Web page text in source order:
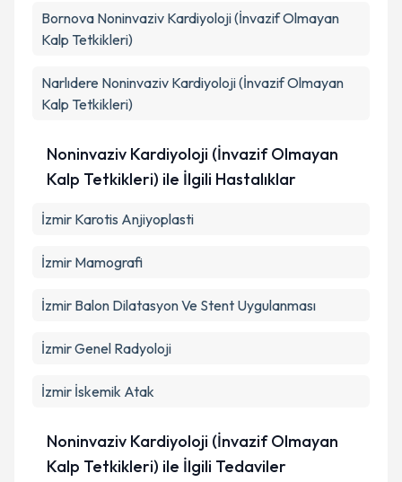
Bornova Noninvaziv Kardiyoloji (İnvazif Olmayan
Kalp Tetkikleri)
Narlıdere Noninvaziv Kardiyoloji (İnvazif Olmayan
Kalp Tetkikleri)
Noninvaziv Kardiyoloji (İnvazif Olmayan
Kalp Tetkikleri) ile İlgili Hastalıklar
İzmir Karotis Anjiyoplasti
İzmir Mamografi
İzmir Balon Dilatasyon Ve Stent Uygulanması
İzmir Genel Radyoloji
İzmir İskemik Atak
Noninvaziv Kardiyoloji (İnvazif Olmayan
Kalp Tetkikleri) ile İlgili Tedaviler